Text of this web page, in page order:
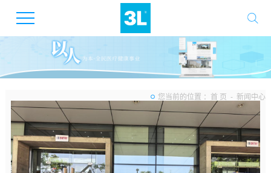
您当前的位置 ： 首 页 - 新闻中心